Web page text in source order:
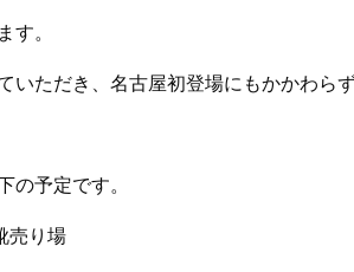
す。
いただき、名古屋初登場にもかかわら
の予定です。
売り場